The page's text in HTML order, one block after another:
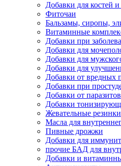
Добавки для костей и
Фиточаи
Бальзамы, сиропы,
Витаминные
Добавки при
Добавки для
Добавки для
Добавки для
Добавки от вредных
Добавки при
Добавки от паразитов
Добавки
Жевательные резинки
Масла для
Пивные дрожжи
Добавки для
прочие БАД для
Добавки и